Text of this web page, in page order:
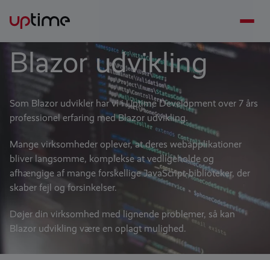
Blazor udvikling
Som Blazor udvikler har vi i Uptime Development over 7 års
professionel erfaring med Blazor udvikling.
Mange virksomheder oplever, at deres webapplikationer
bliver langsomme, komplekse at vedligeholde og
afhængige af mange forskellige JavaScript-biblioteker, der
skaber fejl og forsinkelser.
Døjer din virksomhed med lignende problemer, så kan
Blazor udvikling være en oplagt mulighed.